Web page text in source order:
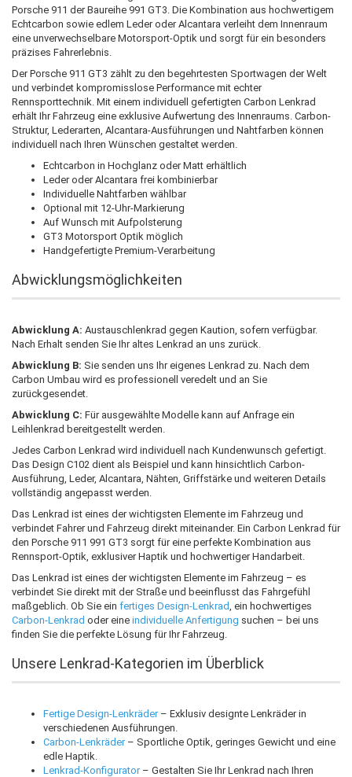
Porsche 911 der Baureihe 991 GT3. Die Kombination aus hochwertigem
Echtcarbon sowie edlem Leder oder Alcantara verleiht dem Innenraum
eine unverwechselbare Motorsport-Optik und sorgt für ein besonders
präzises Fahrerlebnis.
Der Porsche 911 GT3 zählt zu den begehrtesten Sportwagen der Welt
und verbindet kompromisslose Performance mit echter
Rennsporttechnik. Mit einem individuell gefertigten Carbon Lenkrad
erhält Ihr Fahrzeug eine exklusive Aufwertung des Innenraums. Carbon-
Struktur, Lederarten, Alcantara-Ausführungen und Nahtfarben können
individuell nach Ihren Wünschen gestaltet werden.
Echtcarbon in Hochglanz oder Matt erhältlich
Leder oder Alcantara frei kombinierbar
Individuelle Nahtfarben wählbar
Optional mit 12-Uhr-Markierung
Auf Wunsch mit Aufpolsterung
GT3 Motorsport Optik möglich
Handgefertigte Premium-Verarbeitung
Abwicklungsmöglichkeiten
Abwicklung A: Austauschlenkrad gegen Kaution, sofern verfügbar.
Nach Erhalt senden Sie Ihr altes Lenkrad an uns zurück.
Abwicklung B: Sie senden uns Ihr eigenes Lenkrad zu. Nach dem
Carbon Umbau wird es professionell veredelt und an Sie
zurückgesendet.
Abwicklung C: Für ausgewählte Modelle kann auf Anfrage ein
Leihlenkrad bereitgestellt werden.
Jedes Carbon Lenkrad wird individuell nach Kundenwunsch gefertigt.
Das Design C102 dient als Beispiel und kann hinsichtlich Carbon-
Ausführung, Leder, Alcantara, Nähten, Griffstärke und weiteren Details
vollständig angepasst werden.
Das Lenkrad ist eines der wichtigsten Elemente im Fahrzeug und
verbindet Fahrer und Fahrzeug direkt miteinander. Ein Carbon Lenkrad für
den Porsche 911 991 GT3 sorgt für eine perfekte Kombination aus
Rennsport-Optik, exklusiver Haptik und hochwertiger Handarbeit.
Das Lenkrad ist eines der wichtigsten Elemente im Fahrzeug – es
verbindet Sie direkt mit der Straße und beeinflusst das Fahrgefühl
maßgeblich. Ob Sie ein fertiges Design-Lenkrad , ein hochwertiges
Carbon-Lenkrad oder eine individuelle Anfertigung suchen – bei uns
finden Sie die perfekte Lösung für Ihr Fahrzeug.
Unsere Lenkrad-Kategorien im Überblick
Fertige Design-Lenkräder– Exklusiv designte Lenkräder in
verschiedenen Ausführungen.
Carbon-Lenkräder– Sportliche Optik, geringes Gewicht und eine
edle Haptik.
Lenkrad-Konfigurator– Gestalten Sie Ihr Lenkrad nach Ihren